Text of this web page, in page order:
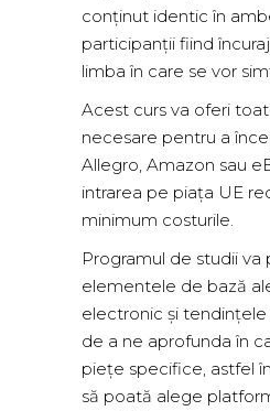
conținut identic în
participanții fiind
limba în care se vor
Acest curs va oferi
necesare pentru a
Allegro, Amazon sau
intrarea pe piața UE
minimum costurile.
Programul de studii va
elementele de bază
electronic și
de a ne aprofunda în
piețe specifice, astfel
să poată alege